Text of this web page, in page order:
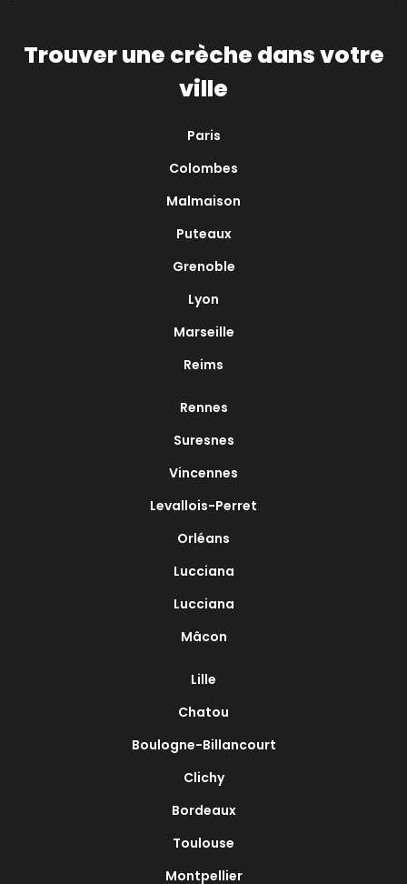
Trouver une crèche dans votre
ville
Paris
Colombes
Malmaison
Puteaux
Grenoble
Lyon
Marseille
Reims
Rennes
Suresnes
Vincennes
Levallois-Perret
Orléans
Lucciana
Lucciana
Mâcon
Lille
Chatou
Boulogne-Billancourt
Clichy
Bordeaux
Toulouse
Montpellier